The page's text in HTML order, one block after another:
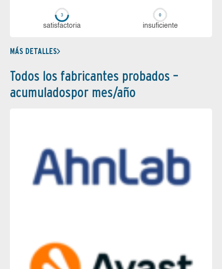
sa­tis­fac­to­ria in­su­fi­cien­te
MÁS DETALLES
Todos los fabricantes probados –
acumuladospor mes/año